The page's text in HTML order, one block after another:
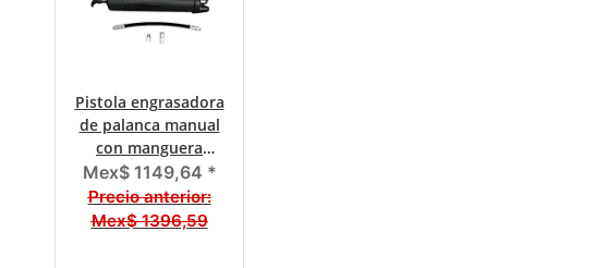
Pistola engrasadora
de palanca manual
con manguera
blindada M10x1
Mex$ 1149,64 *
Precio anterior:
Mex$ 1396,59